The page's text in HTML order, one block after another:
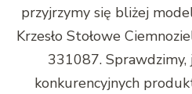
przyjrzymy się bliżej
Krzesło Stołowe
331087.
konkurencyjnych